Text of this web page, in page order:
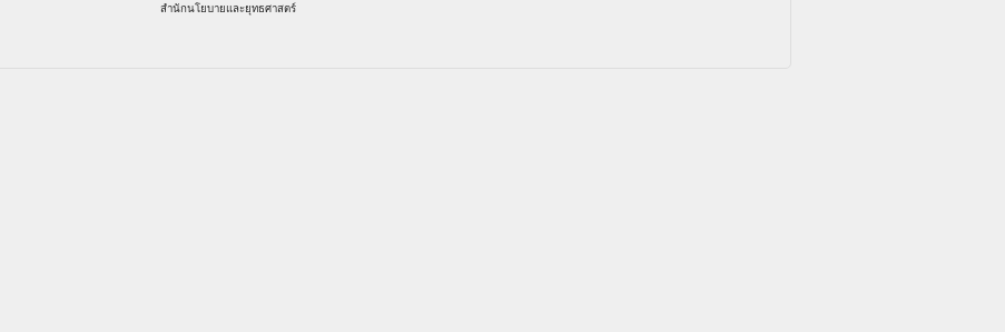
สำนักนโยบายและยุทธศาสตร์